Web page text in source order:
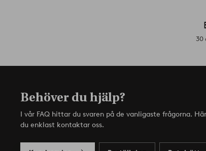
30
Behöver du hjälp?
I vår FAQ hittar du svaren på de vanligaste frågorna.
du enklast kontaktar oss.